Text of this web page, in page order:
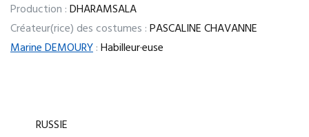
Production :DHARAMSALA
Créateur(rice) des costumes :PASCALINE CHAVANNE
Marine DEMOURY:Habilleur·euse
RUSSIE